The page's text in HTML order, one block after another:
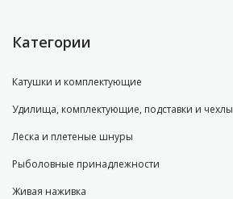
Категории
Катушки и комплектующие
Удилища, комплектующие, подставки и чехлы
Леска и плетеные шнуры
Рыболовные принадлежности
Живая наживка